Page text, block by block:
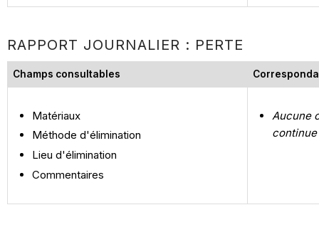
RAPPORT JOURNALIER : PERTE
Champs consultables
Matériaux
Méthode d'élimination
Lieu d'élimination
Commentaires
Aucune